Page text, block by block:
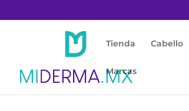
Tienda Cabello
Marcas